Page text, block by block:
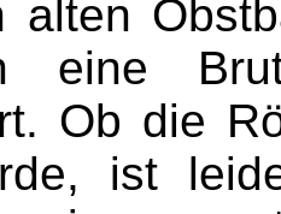
alten
eine
Ob die
ist